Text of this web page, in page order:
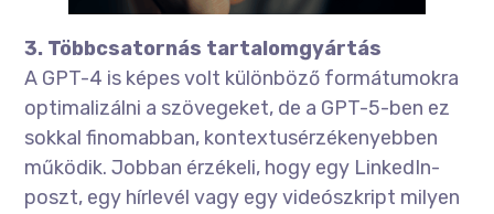
3. Többcsatornás tartalomgyártás
A GPT-4 is képes volt különböző formátumokra
optimalizálni a szövegeket, de a GPT-5-ben ez
sokkal finomabban, kontextusérzékenyebben
működik. Jobban érzékeli, hogy egy LinkedIn-
poszt, egy hírlevél vagy egy videószkript milyen